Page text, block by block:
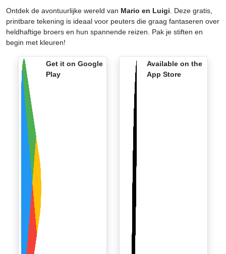
Ontdek de avontuurlijke wereld van Mario en Luigi . Deze gratis,
printbare tekening is ideaal voor peuters die graag fantaseren over
heldhaftige broers en hun spannende reizen. Pak je stiften en
begin met kleuren!
Get it on Google
Play
Available on the
App Store